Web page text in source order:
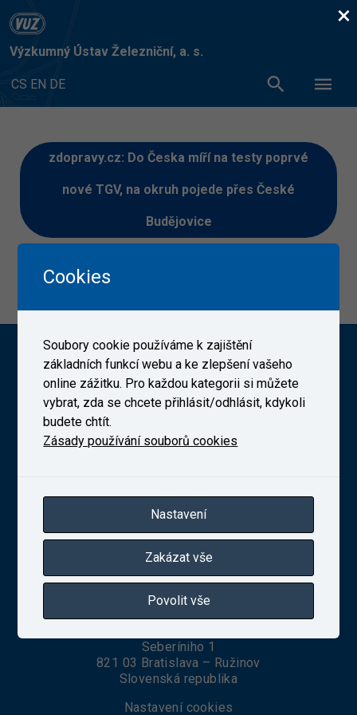
Výzkumný Ústav Železniční, a. s.
CS EN DE
zdopravy.cz: Do Česka míří na testy poprvé
nové TGV, na okruh pojede přes České
Budějovice
Výzkumný Ústav Železniční, a. s. (VUZ)
Novodvorská 1698/138b, Praha 4
soudem v Praze, oddíl B, vložka 10025
VUZ Slovakia, s. r. o.
Seberíniho 1
821 03 Bratislava – Ružinov
Slovenská republika
Nastavení cookies
×
Cookies
Soubory cookie používáme k zajištění
základních funkcí webu a ke zlepšení vašeho
online zážitku. Pro každou kategorii si můžete
vybrat, zda se chcete přihlásit/odhlásit, kdykoli
budete chtít.
Zásady používání souborů cookies
Nastavení
Zakázat vše
Povolit vše